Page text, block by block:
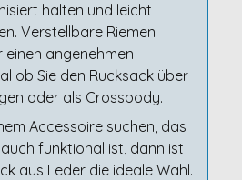
halten und leicht
Verstellbare Riemen
angenehmen
ob Sie den Rucksack über
oder als Crossbody.
Accessoire suchen, das
funktional ist, dann ist
aus Leder die ideale Wahl.